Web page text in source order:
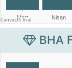
BHA